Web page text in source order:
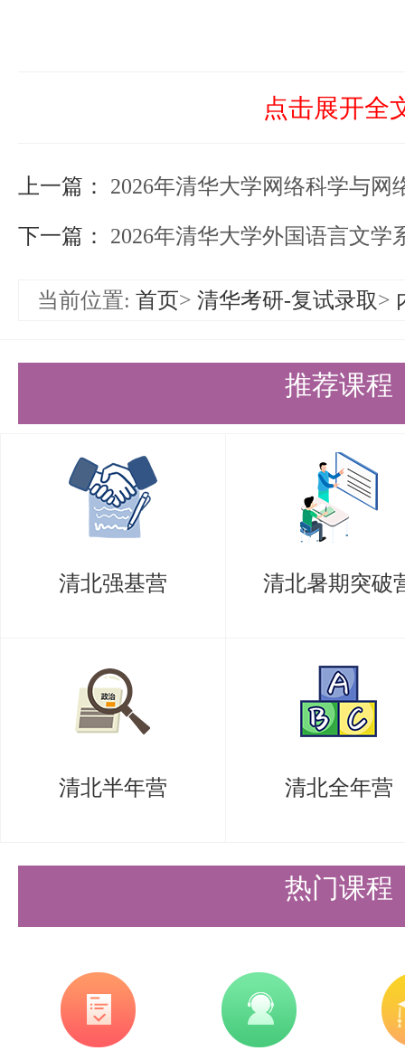
点击展开全
上一篇： 2026年清华大学网络科学与网络空间研究院
下一篇： 2026年清华大学外国语言文学系招收
当前位置: 首页> 清华考研-复试录取>
推荐课程
清北强基营 清北暑期突破
清北半年营 清北全年营
热门课程